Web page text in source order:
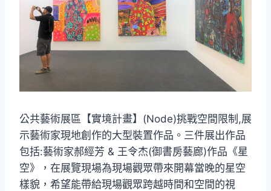
公共藝術展區【實境計畫】(Node)挑戰空間限制,展
示藝術家現地創作的大型裝置作品。三件展出作品
包括:藝術家郝經芳 & 王令杰(御書房藝廊)作品《星
空》，在展覽現場為現場觀眾帶來開幕當晚的星空
樣貌，希望能帶給現場觀眾跨越時間和空間的視